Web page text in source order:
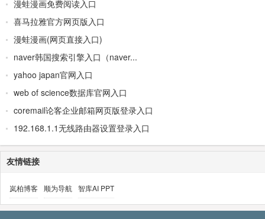
漫蛙漫画免费阅读入口
喜马拉雅官方网页版入口
漫蛙漫画(网页直接入口)
naver韩国搜索引擎入口（naver...
yahoo japan官网入口
web of science数据库官网入口
coremail论客企业邮箱网页版登录入口
192.168.1.1无线路由器设置登录入口
友情链接
岚柏博客 顺为导航 智库AI PPT